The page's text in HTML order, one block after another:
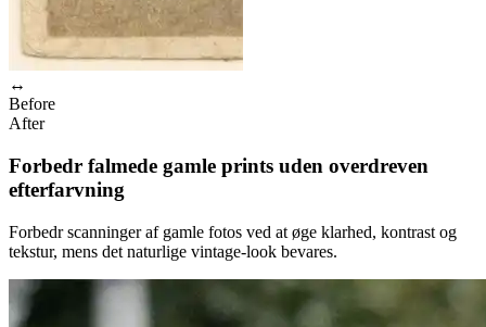
↔
Before
After
Forbedr falmede gamle prints uden overdreven
efterfarvning
Forbedr scanninger af gamle fotos ved at øge klarhed, kontrast og
tekstur, mens det naturlige vintage-look bevares.